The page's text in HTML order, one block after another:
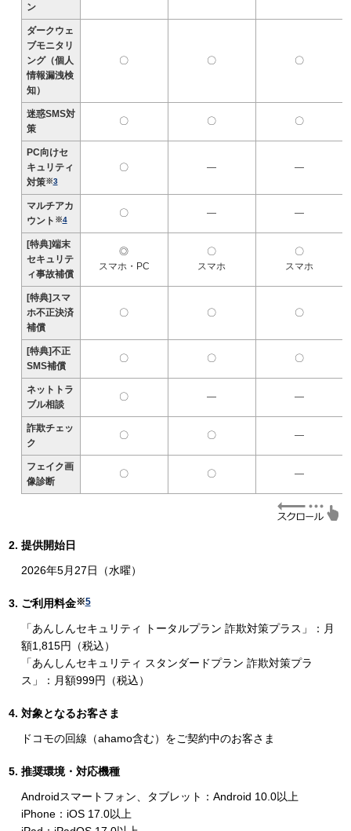
ン
ダークウェ
ブモニタリ
ング（個人
情報漏洩検
知）
〇 〇 〇
迷惑SMS対
策
〇 〇 〇
PC向けセ
キュリティ
対策※3
〇 ― ―
マルチアカ
ウント ※4
〇 ― ―
[特典]端末
セキュリテ
ィ事故補償
◎
スマホ・PC
〇
スマホ
〇
スマホ
[特典]スマ
ホ不正決済
補償
〇 〇 〇
[特典]不正
SMS補償
〇 〇 〇
ネットトラ
ブル相談
〇 ― ―
詐欺チェッ
ク
〇 〇 ―
フェイク画
像診断
〇 〇 ―
提供開始日
2026年5月27日（水曜）
ご利用料金※5
「あんしんセキュリティ トータルプラン 詐欺対策プラス」：月
額1,815円（税込）
「あんしんセキュリティ スタンダードプラン 詐欺対策プラ
ス」：月額999円（税込）
対象となるお客さま
ドコモの回線（ahamo含む）をご契約中のお客さま
推奨環境・対応機種
Androidスマートフォン、タブレット：Android 10.0以上
iPhone：iOS 17.0以上